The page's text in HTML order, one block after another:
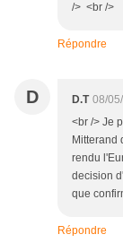
/> <br />
Répondre
D D.T 08/
<br /> Je
Mitterand
rendu
decision
que
Répondre